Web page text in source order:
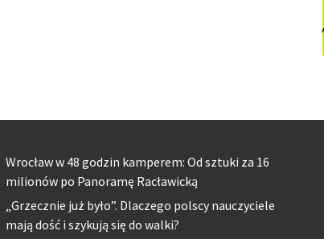
Wrocław w 48 godzin kamperem: Od sztuki za 16
milionów po Panoramę Racławicką
„Grzecznie już było”. Dlaczego polscy nauczyciele
mają dość i szykują się do walki?